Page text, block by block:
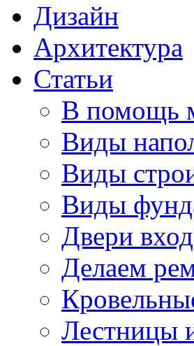
Дизайн
Архитектура
Статьи
В помощь
Виды
Виды
Виды
Двери
Делаем
Лестницы